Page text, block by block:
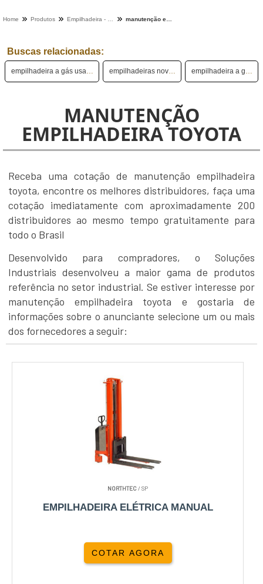
Home Produtos
Buscas relacionadas:
empilhadeira a gás usada empilhadeiras novas empilhadeira a gás
MANUTENÇÃO
EMPILHADEIRA TOYOTA
Receba uma cotação de manutenção empilhadeira
toyota, encontre os melhores distribuidores, faça uma
cotação imediatamente com aproximadamente 200
distribuidores ao mesmo tempo gratuitamente para
todo o Brasil
Desenvolvido para compradores, o Soluções
Industriais desenvolveu a maior gama de produtos
referência no setor industrial. Se estiver interesse por
manutenção empilhadeira toyota e gostaria de
informações sobre o anunciante selecione um ou mais
dos fornecedores a seguir:
NORTHTEC/ SP
EMPILHADEIRA ELÉTRICA MANUAL
COTAR AGORA